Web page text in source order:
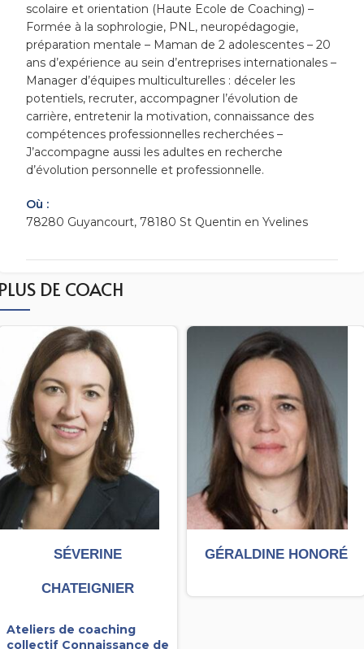
scolaire et orientation (Haute Ecole de Coaching) –
Formée à la sophrologie, PNL, neuropédagogie,
préparation mentale – Maman de 2 adolescentes – 20
ans d’expérience au sein d’entreprises internationales –
Manager d’équipes multiculturelles : déceler les
potentiels, recruter, accompagner l’évolution de
carrière, entretenir la motivation, connaissance des
compétences professionnelles recherchées –
J’accompagne aussi les adultes en recherche
d’évolution personnelle et professionnelle.
Où :
78280 Guyancourt, 78180 St Quentin en Yvelines
SÉVERINE
CHATEIGNIER
Ateliers de coaching
collectif Connaissance de
GÉRALDINE HONORÉ